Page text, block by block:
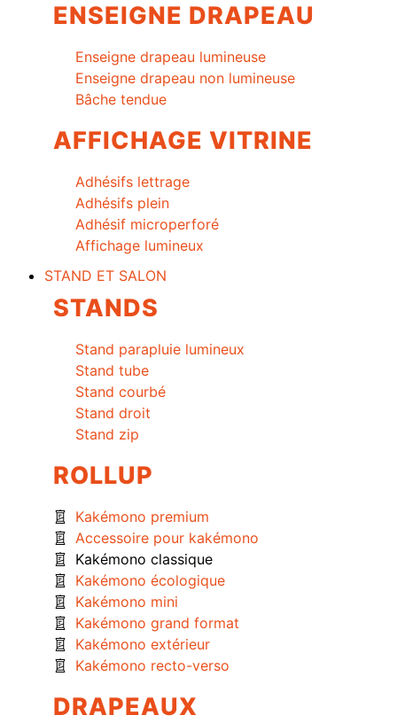
ENSEIGNE DRAPEAU
Enseigne drapeau lumineuse
Enseigne drapeau non lumineuse
Bâche tendue
AFFICHAGE VITRINE
Adhésifs lettrage
Adhésifs plein
Adhésif microperforé
Affichage lumineux
STAND ET SALON
STANDS
Stand parapluie lumineux
Stand tube
Stand courbé
Stand droit
Stand zip
ROLLUP
Kakémono premium
Accessoire pour kakémono
Kakémono classique
Kakémono écologique
Kakémono mini
Kakémono grand format
Kakémono extérieur
Kakémono recto-verso
DRAPEAUX